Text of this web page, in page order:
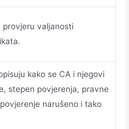
provjeru valjanosti
kako se CA i njegovi
stepen povjerenja, pravne
narušeno i tako